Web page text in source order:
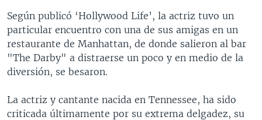
Según publicó ‘Hollywood Life’, la actriz tuvo un
particular encuentro con una de sus amigas en un
restaurante de Manhattan, de donde salieron al bar
"The Darby" a distraerse un poco y en medio de la
diversión, se besaron.
La actriz y cantante nacida en Tennessee, ha sido
criticada últimamente por su extrema delgadez, su